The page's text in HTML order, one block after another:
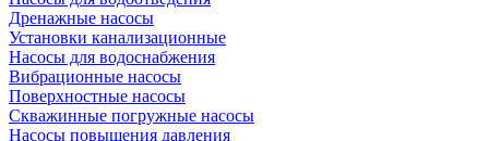
Дренажные насосы
Установки канализационные
Насосы для водоснабжения
Вибрационные насосы
Поверхностные насосы
Скважинные погружные насосы
Насосы повышения давления